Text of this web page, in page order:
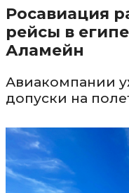
Росавиация
рейсы в
Аламейн
Авиакомпании
допуски на